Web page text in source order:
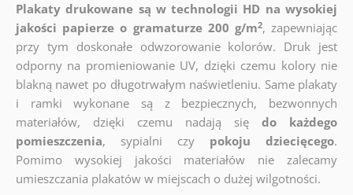
Plakaty drukowane są w technologii HD na wysokiej
jakości papierze o gramaturze 200 g/m2, zapewniając
przy tym doskonałe odwzorowanie kolorów. Druk jest
odporny na promieniowanie UV, dzięki czemu kolory nie
blakną nawet po długotrwałym naświetleniu. Same plakaty
i ramki wykonane są z bezpiecznych, bezwonnych
materiałów, dzięki czemu nadają siędo każdego
pomieszczenia, sypialni czy pokoju dziecięcego.
Pomimo wysokiej jakości materiałów nie zalecamy
umieszczania plakatów w miejscach o dużej wilgotności.